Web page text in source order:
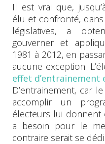
Il est vrai que,
élu et confronté,
législatives, a
gouverner et
1981 à 2012, en
aucune exception.
effet
D’entrainement, car
accomplir un
électeurs lui donnent
a besoin pour le
contraire serait se